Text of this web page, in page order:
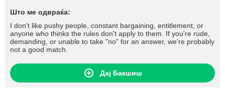
Што ме одвраќа:
I don't like pushy people, constant bargaining, entitlement, or
anyone who thinks the rules don't apply to them. If you're rude,
demanding, or unable to take "no" for an answer, we're probably
not a good match.
Дај Бакшиш